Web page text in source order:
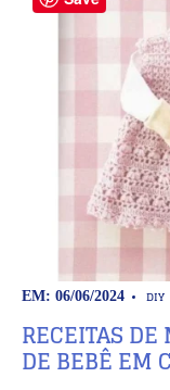
EM: 06/06/2024 DIY
RECEITAS
DE BEBÊ EM